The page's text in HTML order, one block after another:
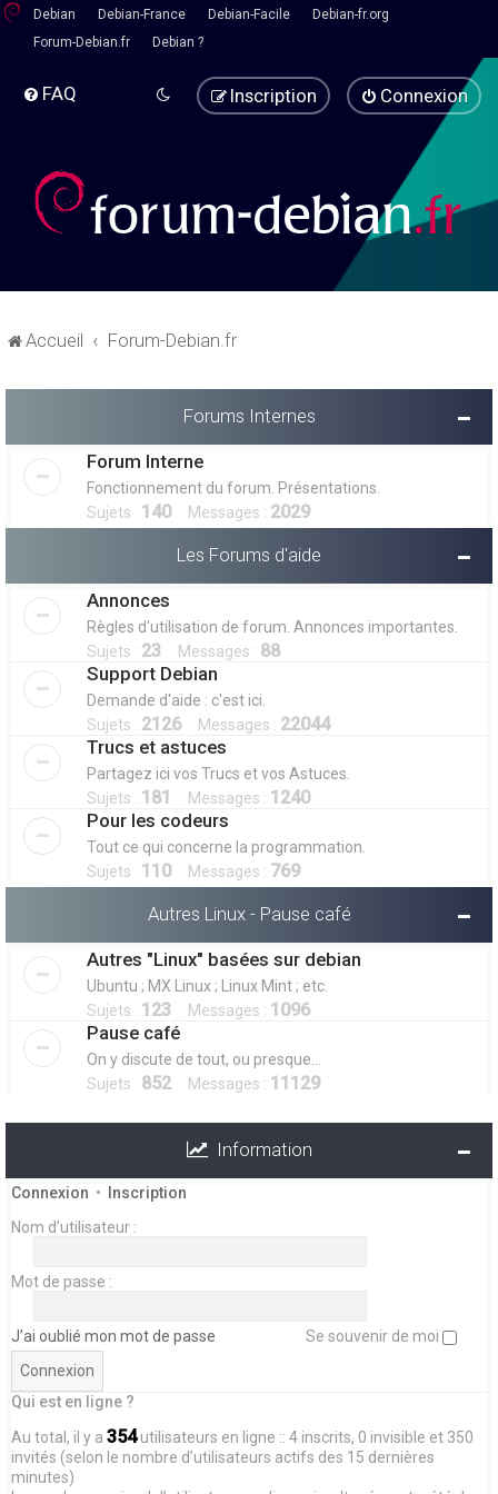
Debian Debian-France Debian-Facile
Debian-fr.org
Forum-Debian.fr
Debian ?
FAQ Connexion
Inscription
Accueil Forum-Debian.fr
Forums Internes
Forum Interne
Fonctionnement du forum. Présentations.
Sujets : 140Messages : 2029
Les Forums d'aide
Annonces
Règles d'utilisation de forum. Annonces importantes.
Sujets : 23 Messages : 88
Support Debian
Demande d'aide : c'est ici.
Sujets : 2126Messages : 22044
Trucs et astuces
Partagez ici vos Trucs et vos Astuces.
Sujets : 181 Messages : 1240
Pour les codeurs
Tout ce qui concerne la programmation.
Sujets : 110Messages : 769
Autres Linux - Pause café
Autres "Linux" basées sur debian
Ubuntu ; MX Linux ; Linux Mint ; etc.
Sujets : 123 Messages : 1096
Pause café
On y discute de tout, ou presque...
Sujets : 852Messages : 11129
Information
Connexion •
Inscription
Nom d’utilisateur :
Mot de passe :
J’ai oublié mon mot de passe Se souvenir de moi
Qui est en ligne ?
Au total, il y a 354utilisateurs en ligne :: 4 inscrits, 0 invisible et 350
invités (selon le nombre d’utilisateurs actifs des 15 dernières
minutes)